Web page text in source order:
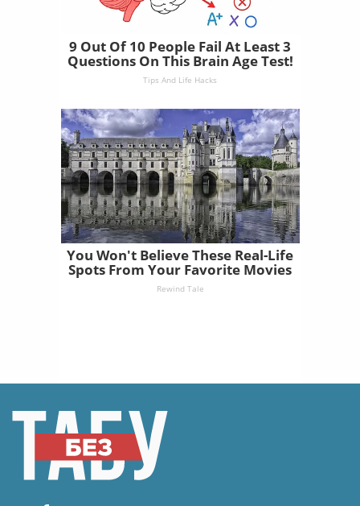
9 Out Of 10 People Fail At Least 3
Questions On This Brain Age Test!
Tips And Life Hacks
You Won't Believe These Real-Life
Spots From Your Favorite Movies
Rewind Tale